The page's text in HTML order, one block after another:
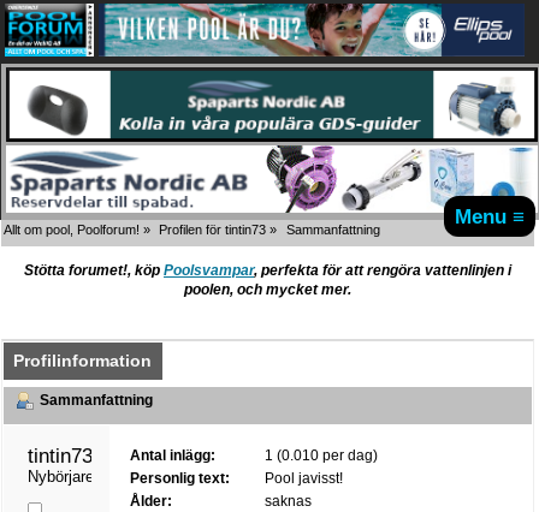
Menu ≡
Allt om pool, Poolforum! » Profilen för tintin73 » Sammanfattning
Stötta forumet!, köp Poolsvampar, perfekta för att rengöra vattenlinjen i
poolen, och mycket mer.
Profilinformation
Sammanfattning
Nybörjare
Antal inlägg:
1 (0.010 per dag)
Personlig text:
Pool javisst!
Ålder:
saknas